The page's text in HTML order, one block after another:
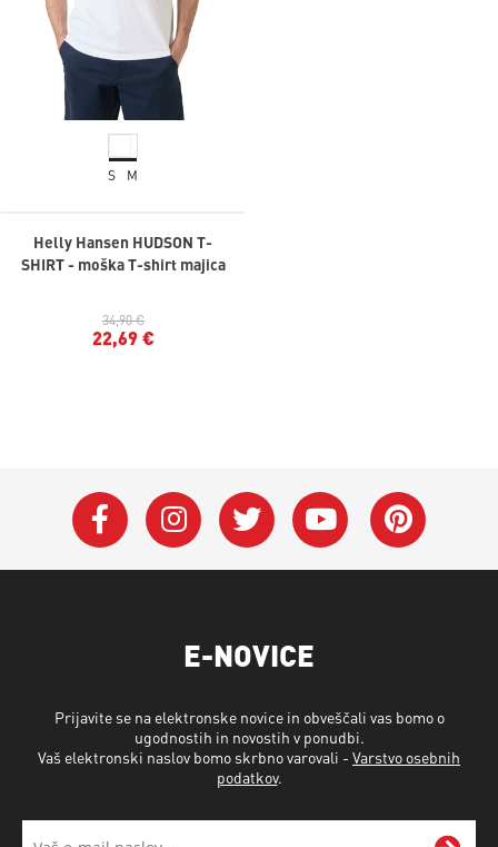
S M
Helly Hansen HUDSON T-
SHIRT - moška T-shirt majica
34,90 €
22,69 €
E-NOVICE
Prijavite se na elektronske novice in obveščali vas bomo o
ugodnostih in novostih v ponudbi.
Vaš elektronski naslov bomo skrbno varovali - Varstvo osebnih
podatkov.